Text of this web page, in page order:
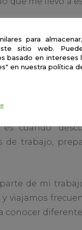
en el
cuando
trabajo,
de mi
viajamos
conocer
para
sitio web.
basado en intereses
en nuestra política